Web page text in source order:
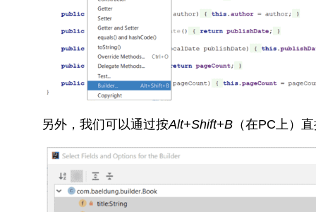
另外，我们可以通过按Alt+Shift+B（在PC上）